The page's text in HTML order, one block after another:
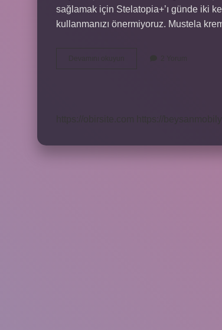
sağlamak için Stelatopia+’ı günde iki
kullanmanızı önermiyoruz. Mustela